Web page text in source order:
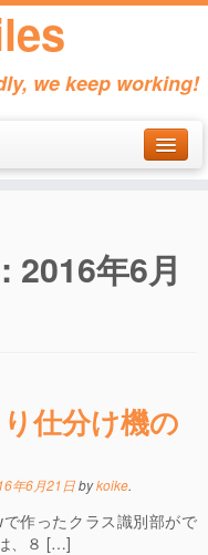
we keep working!
2016年6月
り仕分け機の
年6月21日bykoike.
作ったクラス識別部がで
、８ […]